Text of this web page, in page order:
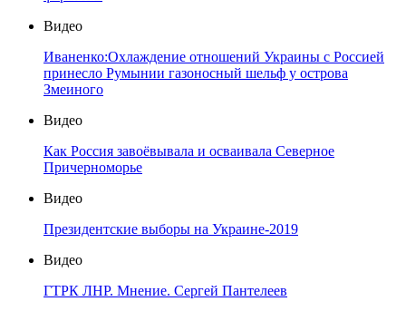
Видео
Иваненко:Охлаждение отношений Украины с Россией
принесло Румынии газоносный шельф у острова
Змеиного
Видео
Как Россия завоёвывала и осваивала Северное
Причерноморье
Видео
Президентские выборы на Украине-2019
Видео
ГТРК ЛНР. Мнение. Сергей Пантелеев